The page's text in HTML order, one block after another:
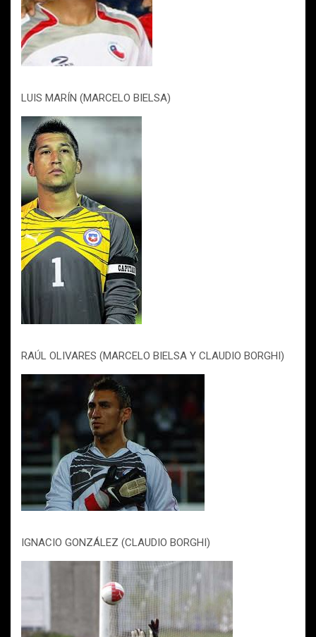
LUIS MARÍN (MARCELO BIELSA)
RAÚL OLIVARES (MARCELO BIELSA Y CLAUDIO BORGHI)
IGNACIO GONZÁLEZ (CLAUDIO BORGHI)